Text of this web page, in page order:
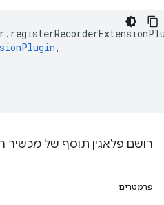
.
,
רושם פלאגין תוסף של מכשיר
פרמטרים